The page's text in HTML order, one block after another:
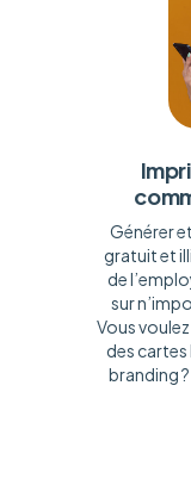
Générer
gratuit et
de
sur
Vous
des
branding